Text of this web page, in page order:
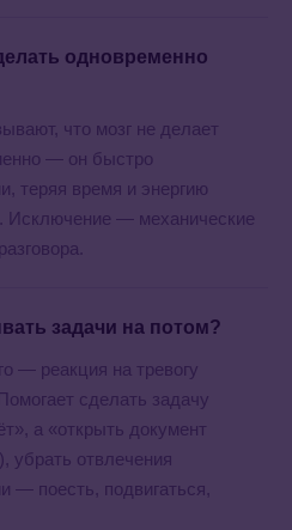
одновременно
что мозг не делает
— он быстро
теряя время и энергию
Исключение — механические
задачи на потом?
— реакция на тревогу
сделать задачу
а «открыть документ
убрать отвлечения
— поесть, подвигаться,